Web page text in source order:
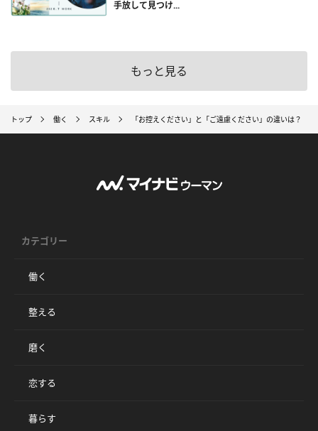
手放して見つけ...
もっと見る
トップ 働く スキル 「お控えください」と「ご遠慮ください」の違いは？
カテゴリー
働く
整える
磨く
恋する
暮らす